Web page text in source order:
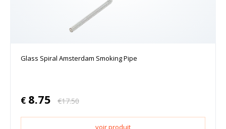
Glass Spiral Amsterdam Smoking Pipe
€ 8.75 €17.50
voir produit